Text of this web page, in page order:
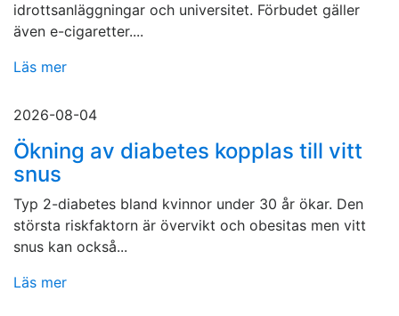
idrottsanläggningar och universitet. Förbudet gäller
även e-cigaretter....
Läs mer
2026-08-04
Ökning av diabetes kopplas till vitt
snus
Typ 2-diabetes bland kvinnor under 30 år ökar. Den
största riskfaktorn är övervikt och obesitas men vitt
snus kan också...
Läs mer